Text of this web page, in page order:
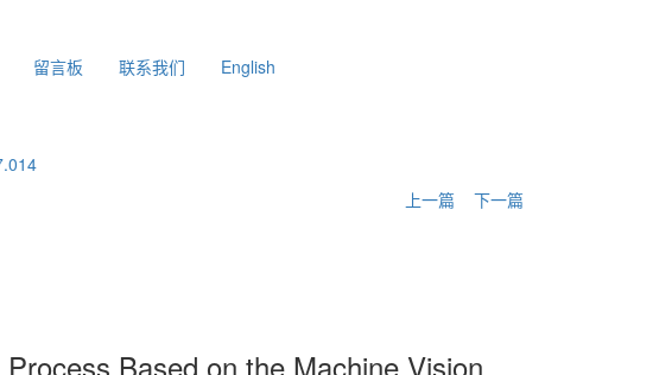
留言板 联系我们 English
上一篇 下一篇
Based on the Machine Vision